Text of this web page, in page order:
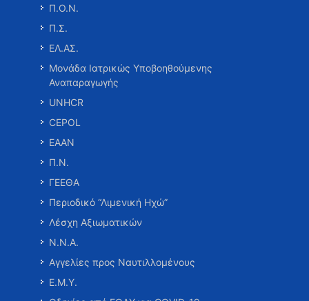
Π.Ο.Ν.
Π.Σ.
ΕΛ.ΑΣ.
Μονάδα Ιατρικώς Υποβοηθούμενης
Αναπαραγωγής
UNHCR
CEPOL
ΕΑΑΝ
Π.Ν.
ΓΕΕΘΑ
Περιοδικό “Λιμενική Ηχώ”
Λέσχη Αξιωματικών
Ν.Ν.Α.
Αγγελίες προς Ναυτιλλομένους
Ε.Μ.Υ.